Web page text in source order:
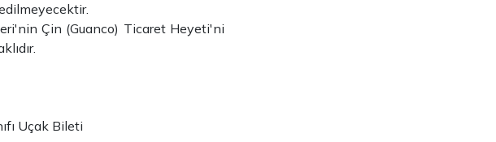
Çin (Guanco) Ticaret Heyeti'ni
Uçak Bileti